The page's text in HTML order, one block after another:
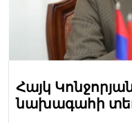
Հայկ
նախագահի